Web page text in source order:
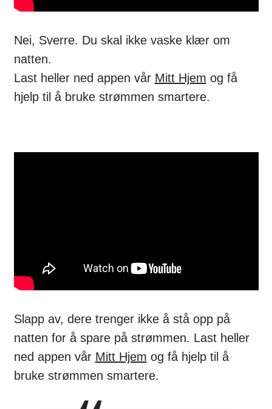
Nei, Sverre. Du skal ikke vaske klær om
natten.
Last heller ned appen vår Mitt Hjem og få
hjelp til å bruke strømmen smartere.
Slapp av, dere trenger ikke å stå opp på
natten for å spare på strømmen. Last heller
ned appen vår Mitt Hjem og få hjelp til å
bruke strømmen smartere.